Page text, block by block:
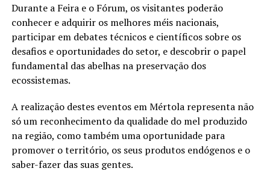
Durante a Feira e o Fórum, os visitantes poderão
conhecer e adquirir os melhores méis nacionais,
participar em debates técnicos e científicos sobre os
desafios e oportunidades do setor, e descobrir o papel
fundamental das abelhas na preservação dos
ecossistemas.
A realização destes eventos em Mértola representa não
só um reconhecimento da qualidade do mel produzido
na região, como também uma oportunidade para
promover o território, os seus produtos endógenos e o
saber-fazer das suas gentes.